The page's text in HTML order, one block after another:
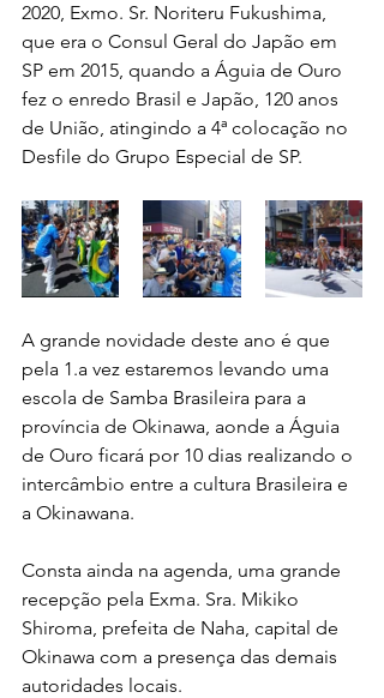
2020, Exmo. Sr. Noriteru Fukushima,
que era o Consul Geral do Japão em
SP em 2015, quando a Águia de Ouro
fez o enredo Brasil e Japão, 120 anos
de União, atingindo a 4ª colocação no
Desfile do Grupo Especial de SP.
A grande novidade deste ano é que
pela 1.a vez estaremos levando uma
escola de Samba Brasileira para a
província de Okinawa, aonde a Águia
de Ouro ficará por 10 dias realizando o
intercâmbio entre a cultura Brasileira e
a Okinawana.
Consta ainda na agenda, uma grande
recepção pela Exma. Sra. Mikiko
Shiroma, prefeita de Naha, capital de
Okinawa com a presença das demais
autoridades locais.